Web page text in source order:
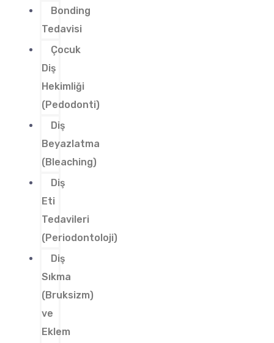
Bonding
Tedavisi
Çocuk
Diş
Hekimliği
(Pedodonti)
Diş
Beyazlatma
(Bleaching)
Diş
Eti
Tedavileri
(Periodontoloji)
Diş
Sıkma
(Bruksizm)
ve
Eklem